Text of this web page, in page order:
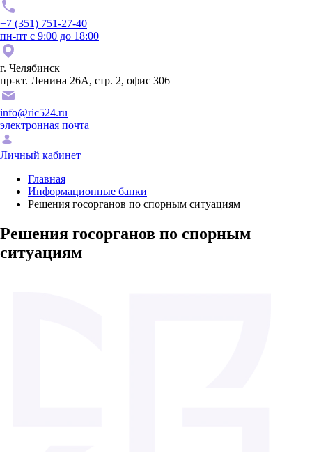
+7 (351) 751-27-40
пн-пт с 9:00 до 18:00
г. Челябинск
пр-кт. Ленина 26А, стр. 2, офис 306
info@ric524.ru
электронная почта
Личный кабинет
Главная
Информационные банки
Решения госорганов по спорным ситуациям
Решения госорганов по спорным
ситуациям